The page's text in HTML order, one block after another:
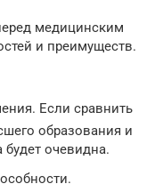
медицинским
и преимуществ.
Если сравнить
образования и
будет очевидна.